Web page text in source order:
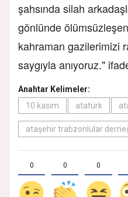
şahsında silah
gönlünde
kahraman gazilerimizi
saygıyla anıyoruz."
Anahtar Kelimeler:
10 kasım
atatürk
ataşehir trabzonlular
0 0 0